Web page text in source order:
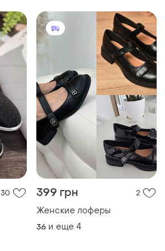
30 399 грн 2
Женские лоферы
36 и еще 4